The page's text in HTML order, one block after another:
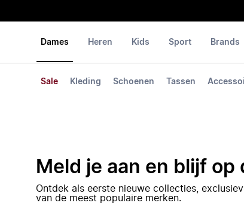
Dames
Sale Kleding Schoenen Tassen
Heren Kids Sport Brands
Meld je aan en blijf op
Ontdek als eerste nieuwe collecties,
van de meest populaire merken.